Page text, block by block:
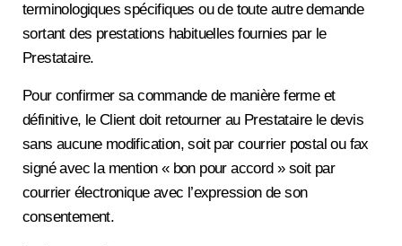
terminologiques spécifiques ou de toute autre demande
sortant des prestations habituelles fournies par le
Prestataire.
Pour confirmer sa commande de manière ferme et
définitive, le Client doit retourner au Prestataire le devis
sans aucune modification, soit par courrier postal ou fax
signé avec la mention « bon pour accord » soit par
courrier électronique avec l’expression de son
consentement.